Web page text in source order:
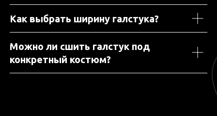
Как выбрать ширину галстука?
Можно ли сшить галстук под
конкретный костюм?